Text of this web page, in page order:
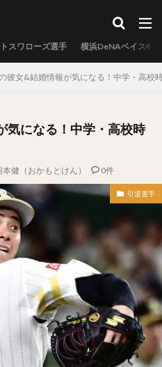
スワローズ選手 横浜DeNAベイスタ
彼女&結婚情報が気になる！中学・高校
気になる！中学・高校時
本健（おかもとけん） 0件
引退選手
）
）
阿部寿樹（あべとしき）